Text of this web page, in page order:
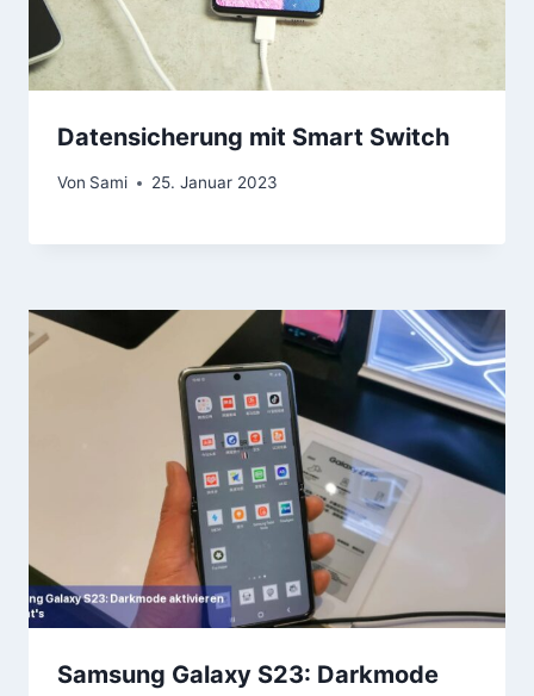
Datensicherung mit Smart Switch
Von Sami 25. Januar 2023
Samsung Galaxy S23: Darkmode